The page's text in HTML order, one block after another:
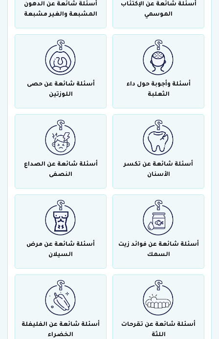
أسئلة شائعة عن الإكتئاب
الموسمي
أسئلة شائعة عن الدهون
المشبعة والغير مشبعة
أسئلة وأجوبة حول داء
الثعلبة
أسئلة شائعة عن حصى
اللوزتين
أسئلة شائعة عن تكسر
الأسنان
أسئلة شائعة عن الصداع
النصفى
أسئلة شائعة عن فوائد زيت
السمك
أسئلة شائعة عن مرض
السيلان
أسئلة شائعة عن تقرحات
اللثة
أسئلة شائعة عن الفليفلة
الخضراء